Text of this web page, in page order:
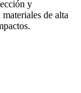
y
de alta